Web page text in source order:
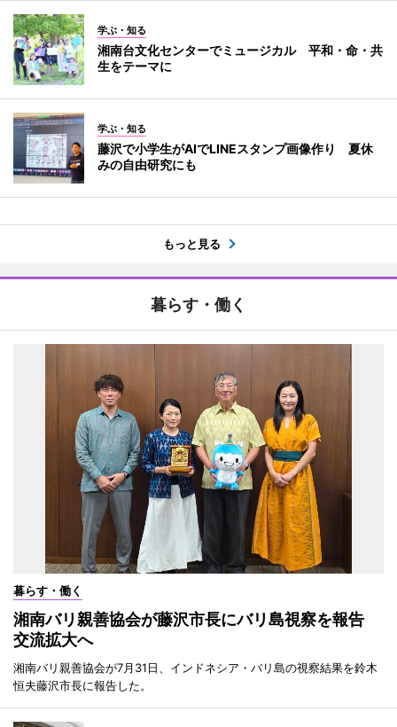
学ぶ・知る
湘南台文化センターでミュージカル 平和・命・共
生をテーマに
学ぶ・知る
藤沢で小学生がAIでLINEスタンプ画像作り 夏休
みの自由研究にも
もっと見る
暮らす・働く
暮らす・働く
湘南バリ親善協会が藤沢市長にバリ島視察を報告
交流拡大へ
湘南バリ親善協会が7月31日、インドネシア・バリ島の視察結果を鈴木
恒夫藤沢市長に報告した。